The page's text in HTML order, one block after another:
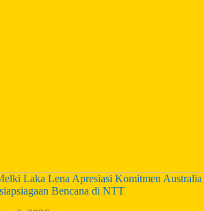
Laka Lena Apresiasi Komitmen Australia
Bencana di NTT